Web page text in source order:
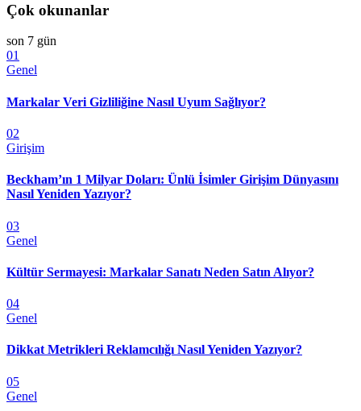
Çok okunanlar
son 7 gün
01
Genel
Markalar Veri Gizliliğine Nasıl Uyum Sağlıyor?
02
Girişim
Beckham’ın 1 Milyar Doları: Ünlü İsimler Girişim Dünyasını
Nasıl Yeniden Yazıyor?
03
Genel
Kültür Sermayesi: Markalar Sanatı Neden Satın Alıyor?
04
Genel
Dikkat Metrikleri Reklamcılığı Nasıl Yeniden Yazıyor?
05
Genel